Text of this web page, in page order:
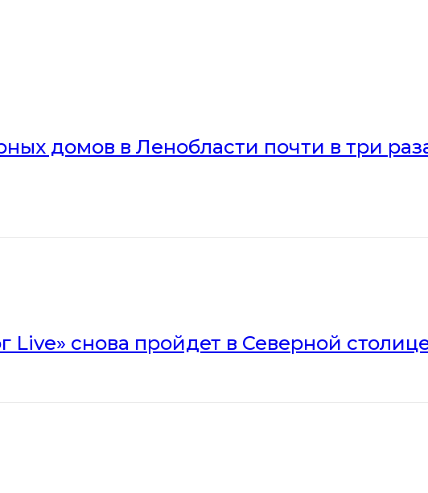
домов в Ленобласти почти в три
Live» снова пройдет в Северной